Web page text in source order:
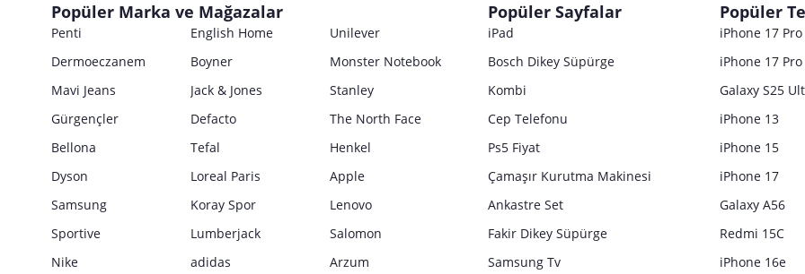
Satıcı bilgi girişi yapmamıştır.
Popüler Marka ve Mağazalar
Penti English Home
Unilever
Dermoeczanem
Boyner
Monster Notebook
Mavi Jeans
Jack & Jones
Stanley
Gürgençler
Defacto
The North Face
Bellona
Tefal
Henkel
Dyson
Loreal Paris
Apple
Samsung
Koray Spor
Lenovo
Sportive
Lumberjack
Salomon
Nike
adidas
Arzum
Popüler Sayfalar
iPad
Bosch Dikey Süpürge
Kombi
Cep Telefonu
Ps5 Fiyat
Çamaşır Kurutma Makinesi
Ankastre Set
Fakir Dikey Süpürge
Samsung Tv
Popüler
iPhone 17
iPhone 17 Pro
Galaxy S25
iPhone 13
iPhone 15
iPhone 17
Galaxy A56
Redmi 15C
iPhone 16e